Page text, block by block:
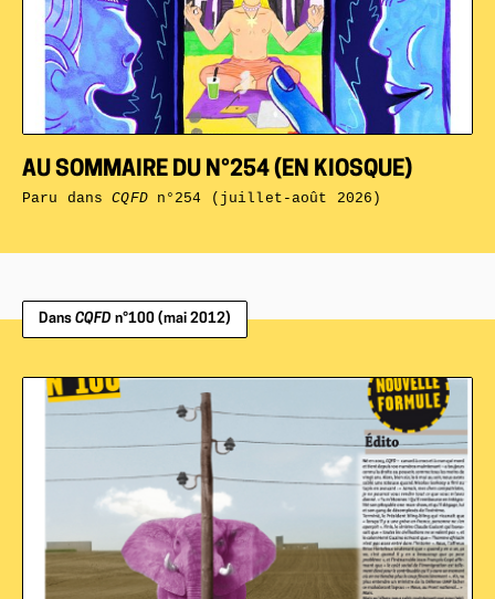
AU SOMMAIRE DU N°254 (EN KIOSQUE)
Paru dansCQFDn°254 (juillet-août 2026)
Dans CQFD n°100 (mai 2012)